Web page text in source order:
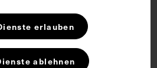
erlauben
ablehnen